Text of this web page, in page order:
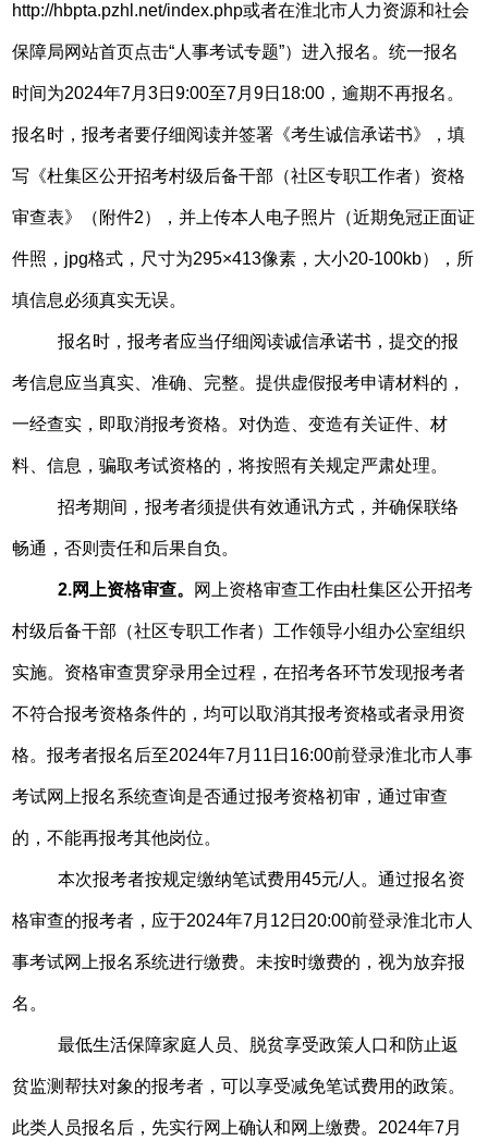
http://hbpta.pzhl.net/index.php或者在淮北市人力资源和社会
保障局网站首页点击“人事考试专题”）进入报名。统一报名
时间为2024年7月3日9:00至7月9日18:00，逾期不再报名。
报名时，报考者要仔细阅读并签署《考生诚信承诺书》，填
写《杜集区公开招考村级后备干部（社区专职工作者）资格
审查表》（附件2），并上传本人电子照片（近期免冠正面证
件照，jpg格式，尺寸为295×413像素，大小20-100kb），所
填信息必须真实无误。
报名时，报考者应当仔细阅读诚信承诺书，提交的报
考信息应当真实、准确、完整。提供虚假报考申请材料的，
一经查实，即取消报考资格。对伪造、变造有关证件、材
料、信息，骗取考试资格的，将按照有关规定严肃处理。
招考期间，报考者须提供有效通讯方式，并确保联络
畅通，否则责任和后果自负。
2.网上资格审查。 网上资格审查工作由杜集区公开招考
村级后备干部（社区专职工作者）工作领导小组办公室组织
实施。资格审查贯穿录用全过程，在招考各环节发现报考者
不符合报考资格条件的，均可以取消其报考资格或者录用资
格。报考者报名后至2024年7月11日16:00前登录淮北市人事
考试网上报名系统查询是否通过报考资格初审，通过审查
的，不能再报考其他岗位。
本次报考者按规定缴纳笔试费用45元/人。通过报名资
格审查的报考者，应于2024年7月12日20:00前登录淮北市人
事考试网上报名系统进行缴费。未按时缴费的，视为放弃报
名。
最低生活保障家庭人员、脱贫享受政策人口和防止返
贫监测帮扶对象的报考者，可以享受减免笔试费用的政策。
此类人员报名后，先实行网上确认和网上缴费。2024年7月